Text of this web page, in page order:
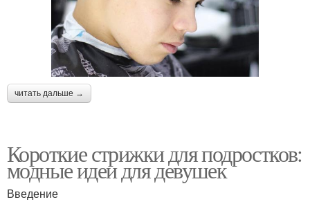
читать дальше →
Короткие стрижки для подростков:
модные идеи для девушек
Введение